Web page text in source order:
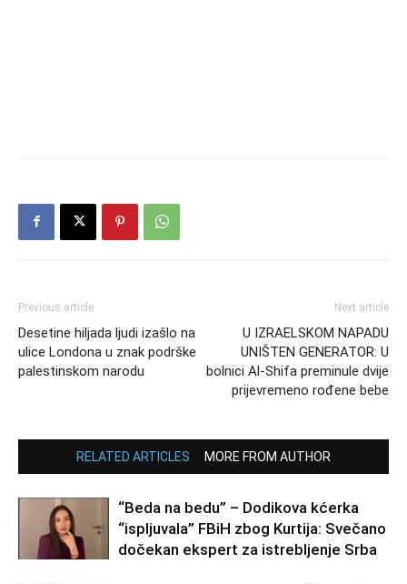
Previous article
Desetine hiljada ljudi izašlo na
ulice Londona u znak podrške
palestinskom narodu
Next article
U IZRAELSKOM NAPADU
UNIŠTEN GENERATOR: U
bolnici Al-Shifa preminule dvije
prijevremeno rođene bebe
RELATED ARTICLES MORE FROM AUTHOR
“Beda na bedu” – Dodikova kćerka
“ispljuvala” FBiH zbog Kurtija: Svečano
dočekan ekspert za istrebljenje Srba